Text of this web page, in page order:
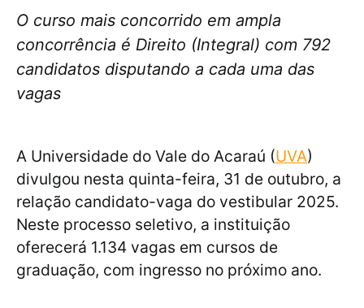
O curso mais concorrido em ampla
concorrência é Direito (Integral) com 792
candidatos disputando a cada uma das
vagas
A Universidade do Vale do Acaraú (UVA)
divulgou nesta quinta-feira, 31 de outubro, a
relação candidato-vaga do vestibular 2025.
Neste processo seletivo, a instituição
oferecerá 1.134 vagas em cursos de
graduação, com ingresso no próximo ano.